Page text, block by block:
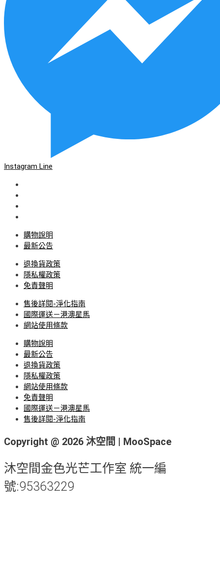
Instagram Line
購物說明
最新公告
退換貨政策
隱私權政策
免責聲明
售後詳閱-淨化指南
國際運送－港澳星馬
網站使用條款
購物說明
最新公告
退換貨政策
隱私權政策
網站使用條款
免責聲明
國際運送－港澳星馬
售後詳閱-淨化指南
Copyright @ 2026 沐空間 | MooSpace
沐空間金色光芒工作室 統一編
號:95363229